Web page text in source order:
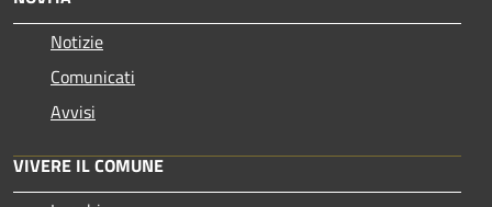
Notizie
Comunicati
Avvisi
VIVERE IL COMUNE